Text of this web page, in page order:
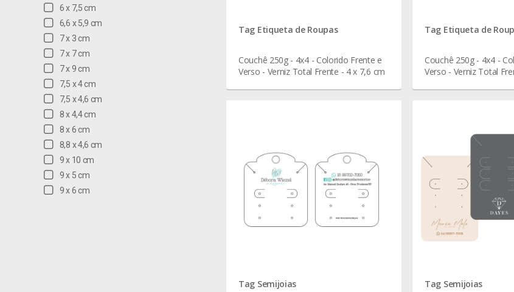
6 x 7,5 cm
6,6 x 5,9 cm
7 x 3 cm
7 x 7 cm
7 x 9 cm
7,5 x 4 cm
7,5 x 4,6 cm
8 x 4,4 cm
8 x 6 cm
8,8 x 4,6 cm
9 x 10 cm
9 x 5 cm
9 x 6 cm
Tag Etiqueta de Roupas
Couchê 250g - 4x4 - Colorido Frente e
Verso - Verniz Total Frente - 4 x 7,6 cm
Tag Etiqueta de
Couchê 250g - 4x4 -
Verso - Verniz Total
Tag Semijoias Tag Semijoias